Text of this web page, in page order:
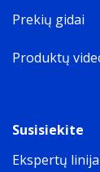
Prekių gidai
Produktų
Susisiekite
Ekspertų